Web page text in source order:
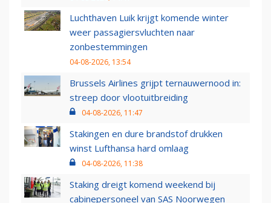
Luchthaven Luik krijgt komende winter
weer passagiersvluchten naar
zonbestemmingen
04-08-2026, 13:54
Brussels Airlines grijpt ternauwernood in:
streep door vlootuitbreiding
04-08-2026, 11:47
Stakingen en dure brandstof drukken
winst Lufthansa hard omlaag
04-08-2026, 11:38
Staking dreigt komend weekend bij
cabinepersoneel van SAS Noorwegen